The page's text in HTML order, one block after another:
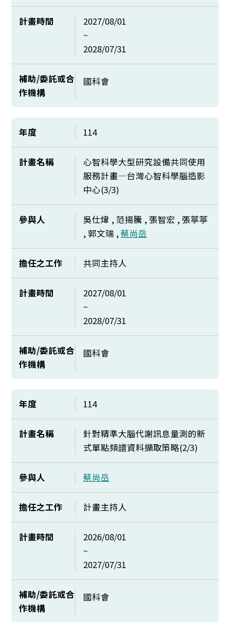
計畫時間
2027/08/01
~
2028/07/31
補助/委託或合
作機構
國科會
年度 114
計畫名稱
心智科學大型研究設備共同使用
服務計畫—台灣心智科學腦造影
中心(3/3)
參與人
吳仕煒 , 范揚騰 , 張智宏 , 張葶葶
, 郭文瑞 ,蔡尚岳
擔任之工作 共同主持人
計畫時間
2027/08/01
~
2028/07/31
補助/委託或合
作機構
國科會
年度 114
計畫名稱
針對精準大腦代謝訊息量測的新
式單點頻譜資料擷取策略(2/3)
參與人 蔡尚岳
擔任之工作 計畫主持人
計畫時間
2026/08/01
~
2027/07/31
補助/委託或合
作機構
國科會